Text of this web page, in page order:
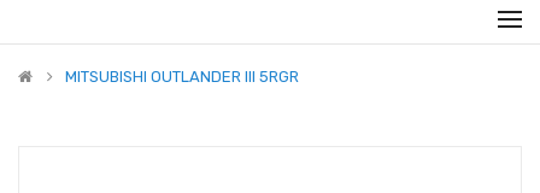
MITSUBISHI OUTLANDER III 5RGR